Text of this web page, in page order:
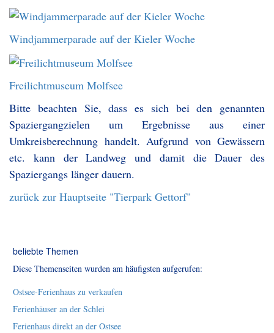
Windjammerparade auf der Kieler Woche
Freilichtmuseum Molfsee
Bitte beachten Sie, dass es sich bei den genannten
Spaziergangzielen um Ergebnisse aus einer
Umkreisberechnung handelt. Aufgrund von Gewässern
etc. kann der Landweg und damit die Dauer des
Spaziergangs länger dauern.
zurück zur Hauptseite "Tierpark Gettorf"
beliebte Themen
Diese Themenseiten wurden am häufigsten aufgerufen:
Ostsee-Ferienhaus zu verkaufen
Ferienhäuser an der Schlei
Ferienhaus direkt an der Ostsee